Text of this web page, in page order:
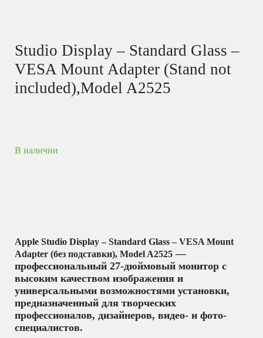
Studio Display – Standard Glass –
VESA Mount Adapter (Stand not
included),Model A2525
В наличии
Apple Studio Display – Standard Glass – VESA Mount
Adapter (без подставки), Model A2525 —
профессиональный 27-дюймовый монитор с
высоким качеством изображения и
универсальными возможностями установки,
предназначенный для творческих
профессионалов, дизайнеров, видео- и фото-
специалистов.